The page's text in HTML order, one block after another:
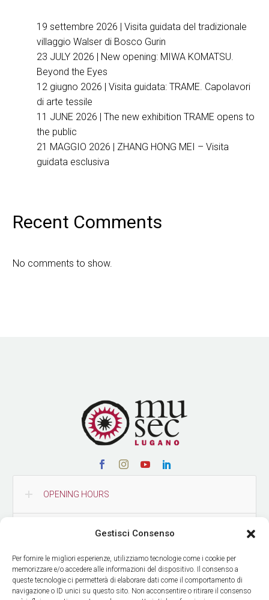
Gestisci Consenso
Per fornire le migliori esperienze, utilizziamo tecnologie come i cookie per
memorizzare e/o accedere alle informazioni del dispositivo. Il consenso a
queste tecnologie ci permetterà di elaborare dati come il comportamento di
navigazione o ID unici su questo sito. Non acconsentire o ritirare il consenso
19 settembre 2026 | Visita guidata del tradizionale
villaggio Walser di Bosco Gurin
23 JULY 2026 | New opening: MIWA KOMATSU.
Beyond the Eyes
12 giugno 2026 | Visita guidata: TRAME. Capolavori
di arte tessile
11 JUNE 2026 | The new exhibition TRAME opens to
the public
21 MAGGIO 2026 | ZHANG HONG MEI – Visita
guidata esclusiva
Recent Comments
No comments to show.
OPENING HOURS
HOW TO REACH US